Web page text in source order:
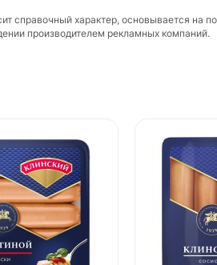
справочный характер, основывается на
производителем рекламных компаний.